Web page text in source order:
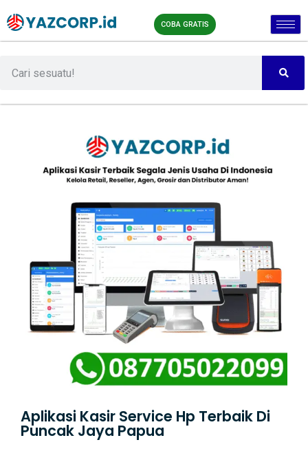
COBA GRATIS
Aplikasi Kasir Service Hp Terbaik Di
Puncak Jaya Papua